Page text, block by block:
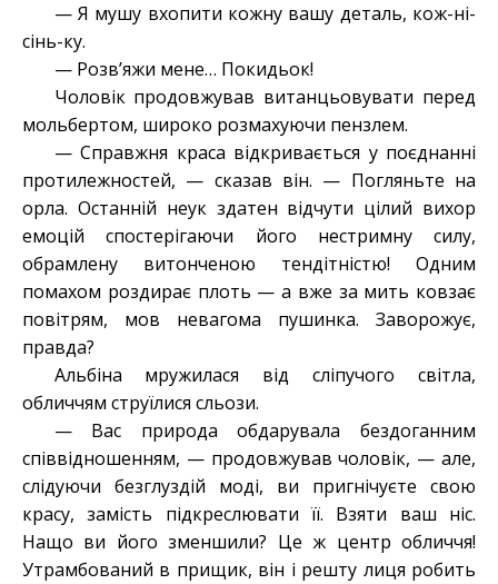
— Я мушу вхопити кожну вашу деталь, кож-ні-
сінь-ку.
— Розв’яжи мене… Покидьок!
Чоловік продовжував витанцьовувати перед
мольбертом, широко розмахуючи пензлем.
— Справжня краса відкривається у поєднанні
протилежностей, — сказав він. — Погляньте на
орла. Останній неук здатен відчути цілий вихор
емоцій спостерігаючи його нестримну силу,
обрамлену витонченою тендітністю! Одним
помахом роздирає плоть — а вже за мить ковзає
повітрям, мов невагома пушинка. Заворожує,
правда?
Альбіна мружилася від сліпучого світла,
обличчям струїлися сльози.
— Вас природа обдарувала бездоганним
співвідношенням, — продовжував чоловік, — але,
слідуючи безглуздій моді, ви пригнічуєте свою
красу, замість підкреслювати її. Взяти ваш ніс.
Нащо ви його зменшили? Це ж центр обличчя!
Утрамбований в прищик, він і решту лиця робить